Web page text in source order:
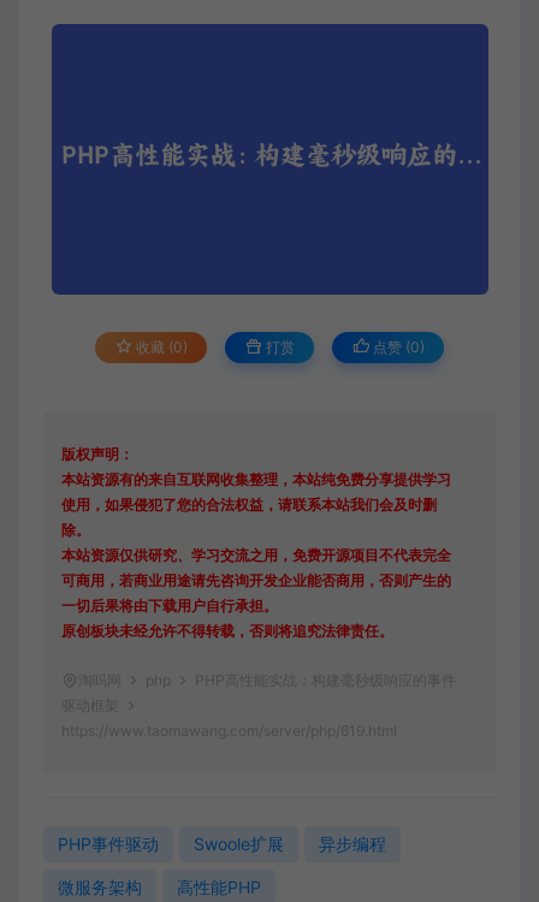
收藏 (0) 打赏 点赞 (0)
版权声明：
本站资源有的来自互联网收集整理，本站纯免费分享提供学习
使用，如果侵犯了您的合法权益，请联系本站我们会及时删
除。
本站资源仅供研究、学习交流之用，免费开源项目不代表完全
可商用，若商业用途请先咨询开发企业能否商用，否则产生的
一切后果将由下载用户自行承担。
原创板块未经允许不得转载，否则将追究法律责任。
淘吗网 php
PHP高性能实战：构建毫秒级响应的事件
驱动框架
https://www.taomawang.com/server/php/619.html
PHP事件驱动 Swoole扩展 异步编程
微服务架构 高性能PHP